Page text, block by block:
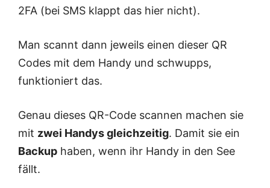
2FA (bei SMS klappt das hier nicht).
Man scannt dann jeweils einen dieser QR
Codes mit dem Handy und schwupps,
funktioniert das.
Genau dieses QR-Code scannen machen sie
mit zwei Handys gleichzeitig. Damit sie ein
Backup haben, wenn ihr Handy in den See
fällt.